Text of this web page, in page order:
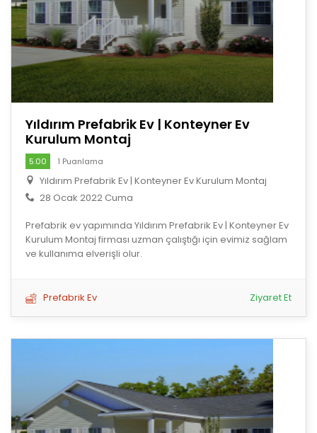
Yıldırım Prefabrik Ev | Konteyner Ev
Kurulum Montaj
5.00 1 Puanlama
Yıldırım Prefabrik Ev | Konteyner Ev Kurulum Montaj
28 Ocak 2022 Cuma
Prefabrik ev yapımında Yıldırım Prefabrik Ev | Konteyner Ev
Kurulum Montaj firması uzman çalıştığı için evimiz sağlam
ve kullanıma elverişli olur.
Prefabrik Ev Ziyaret Et